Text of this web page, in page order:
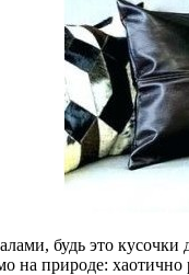
будь это
природе: хаотично